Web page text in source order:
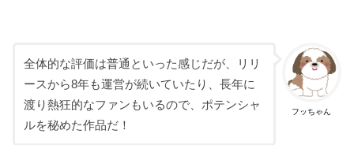
フッちゃん
全体的な評価は普通といった感じだが、リリ
ースから8年も運営が続いていたり、長年に
渡り熱狂的なファンもいるので、ポテンシャ
ルを秘めた作品だ！